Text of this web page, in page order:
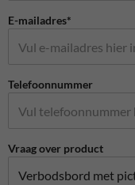
E-mailadres*
Telefoonnummer
Vraag over product